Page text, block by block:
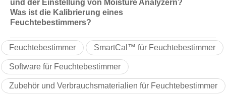
und der Einstellung von Moisture Analyzern?
Was ist die Kalibrierung eines
Feuchtebestimmers?
Feuchtebestimmer SmartCal™ für Feuchtebestimmer
Software für Feuchtebestimmer
Zubehör und Verbrauchsmaterialien für Feuchtebestimmer